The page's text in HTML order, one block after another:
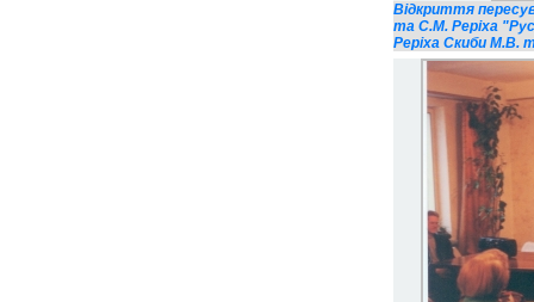
Відкриття
та С.М. Реріха
Реріха Скиби М.В.